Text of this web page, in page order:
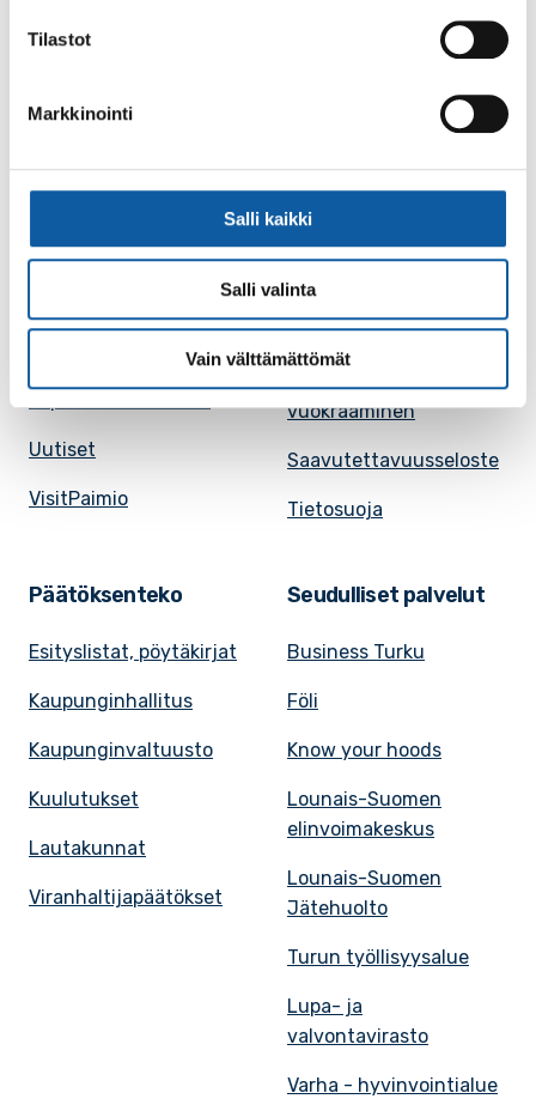
Tilastot
Markkinointi
Salli kaikki
Salli valinta
Vain välttämättömät
Tietoa Paimiosta
Kuntakortti
Paimion mediapankki
SunPaimio -
Uutiset
VisitPaimio
Evästeasetukset
Kaupungille osoitetut
laskut
Kokoustilojen
vuokraaminen
Saavutettavuusseloste
Tietosuoja
Päätöksenteko
Esityslistat, pöytäkirjat
Kaupunginhallitus
Kaupunginvaltuusto
Kuulutukset
Lautakunnat
Viranhaltijapäätökset
Seudulliset palvelut
Business Turku
Föli
Know your hoods
Lounais-Suomen
elinvoimakeskus
Lounais-Suomen
Jätehuolto
Turun työllisyysalue
Lupa- ja
valvontavirasto
Varha - hyvinvointialue